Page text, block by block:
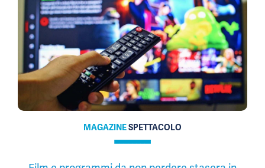
MAGAZINESPETTACOLO